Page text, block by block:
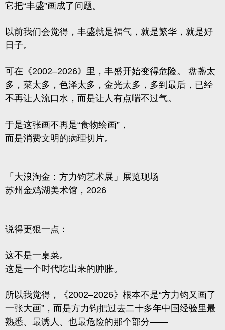
它把“丰盛”画成了问题。
以前我们会觉得，丰盛就是福气，就是繁华，就是好
日子。
可在《2002–2026》里，丰盛开始变得危险。
盘盏太
多，菜太多，色泽太多，金光太多，多到最后，已经
不再让人流口水，而是让人有点喘不过气。
于是这张画不再是“食物绘画”，
而是消费文明的病理切片。
「大浪淘金：方力钧艺术展」展览现场
苏州金鸡湖美术馆，2026
说得更狠一点：
这不是一桌菜。
这是一个时代吃出来的肿胀。
所以我觉得，《2002–2026》根本不是“方力钧又画了
一张大画”，而是方力钧把过去二十多年中国经验里最
熟悉、最诱人、也最危险的那个部分——